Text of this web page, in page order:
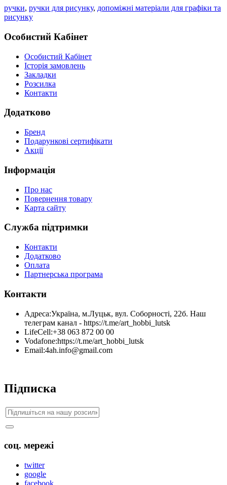
ручки, ручки для рисунку, допоміжні матеріали для графіки та
рисунку
Особистий Кабінет
Особистий Кабінет
Історія замовлень
Закладки
Розсилка
Контакти
Додатково
Бренд
Подарункові сертифікати
Акції
Інформація
Про нас
Повернення товару
Карта сайту
Служба підтримки
Контакти
Додатково
Оплата
Партнерська програма
Контакти
Адреса:Україна, м.Луцьк, вул. Соборності, 22б. Наш
телеграм канал - https://t.me/art_hobbi_lutsk
LifeCell:+38 063 872 00 00
Vodafone:https://t.me/art_hobbi_lutsk
Email:4ah.info@gmail.com
Підписка
соц. мережі
twitter
google
facebook